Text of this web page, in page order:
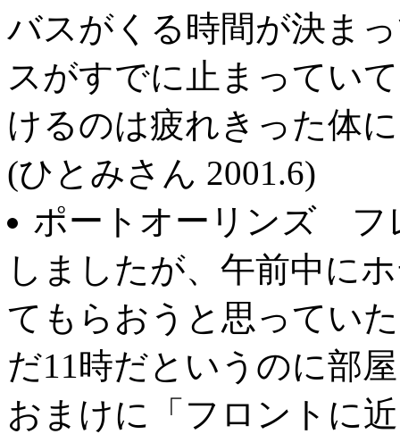
バスがくる時間が決ま
スがすでに止まってい
けるのは疲れきった体
(ひとみさん 2001.6)
ポートオーリンズ フ
しましたが、午前中に
てもらおうと思ってい
だ11時だというのに部
おまけに「フロントに